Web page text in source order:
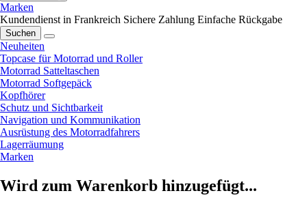
Marken
Kundendienst in Frankreich Sichere Zahlung Einfache Rückgabe
Suchen
Neuheiten
Topcase für Motorrad und Roller
Motorrad Satteltaschen
Motorrad Softgepäck
Kopfhörer
Schutz und Sichtbarkeit
Navigation und Kommunikation
Ausrüstung des Motorradfahrers
Lagerräumung
Marken
Wird zum Warenkorb hinzugefügt...